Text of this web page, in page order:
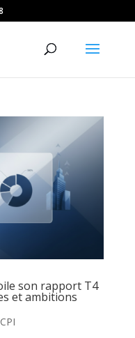
son rapport T4
et ambitions